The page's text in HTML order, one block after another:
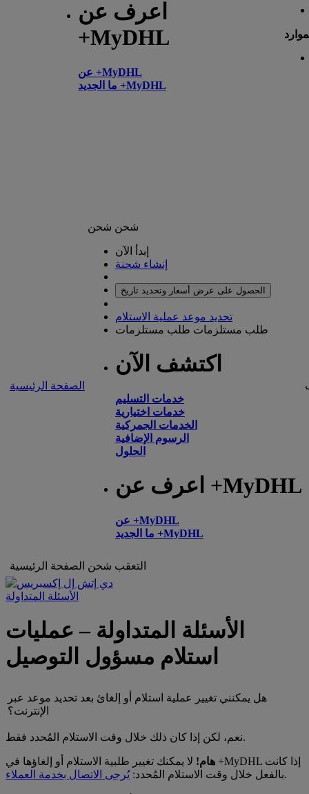
اعرف عن
+MyDHL
عن +MyDHL
ما الجديد +MyDHL
الصفحة الرئيسية
شحن شحن
إبدأ الآن
إنشاء شحنة
الحصول على عرض أسعار وتحديد تاريخ
تحديد موعد عملية الاستلام
طلب مستلزمات طلب مستلزمات
اكتشف الآن
خدمات التسليم
خدمات اختيارية
الخدمات الجمركية
الرسوم الإضافية
الحلول
اعرف عن +MyDHL
عن +MyDHL
ما الجديد +MyDHL
الصفحة الرئيسية شحن التعقب
الأسئلة المتداولة
الأسئلة المتداولة – عمليات
استلام مسؤول التوصيل
هل يمكنني تغيير عملية استلام أو إلغائ بعد تحديد موعد عبر
الإنترنت؟
نعم، لكن إذا كان ذلك خلال وقت الاستلام المُحدد فقط.
هام! لا يمكنك تغيير طلبية الاستلام أو إلغاؤها في +MyDHL إذا كانت
بالفعل خلال وقت الاستلام المُحدد:يُرجى الاتصال بخدمة العملاء .